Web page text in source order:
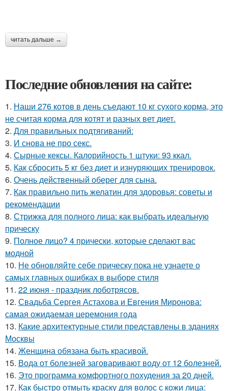
читать дальше →
Последние обновления на сайте:
1. Наши 276 котов в день съедают 10 кг сухого корма, это
не считая корма для котят и разных вет диет.
2. Для правильных подтягиваний:
3. И снова не про секс.
4. Сырные кексы. Калорийность 1 штуки: 93 ккал.
5. Как сбросить 5 кг без диет и изнуряющих тренировок.
6. Очень действенный оберег для сына.
7. Как правильно пить желатин для здоровья: советы и
рекомендации
8. Стрижка для полного лица: как выбрать идеальную
прическу
9. Полное лицо? 4 прически, которые сделают вас
модной
10. Не обновляйте себе прическу пока не узнаете о
самых главных ошибках в выборе стиля
11. 22 июня - праздник лоботрясов.
12. Свадьба Сергея Астахова и Евгения Миронова:
самая ожидаемая церемония года
13. Какие архитектурные стили представлены в зданиях
Москвы
14. Женщина обязана быть красивой.
15. Вода от болезней заговаривают воду от 12 болезней.
16. Это программа комфортного похудения за 20 дней.
17. Как быстро отмыть краску для волос с кожи лица: